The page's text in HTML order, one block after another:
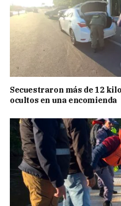
Secuestraron más de 12
ocultos en una encomienda